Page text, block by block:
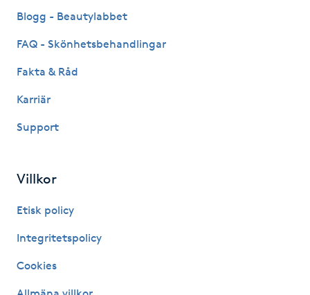
Hudföryngring
Hyaluronsyra
Hypnos
Blogg - Beautylabbet
FAQ - Skönhetsbehandlingar
Fakta & Råd
Karriär
Support
Villkor
Etisk policy
Integritetspolicy
Cookies